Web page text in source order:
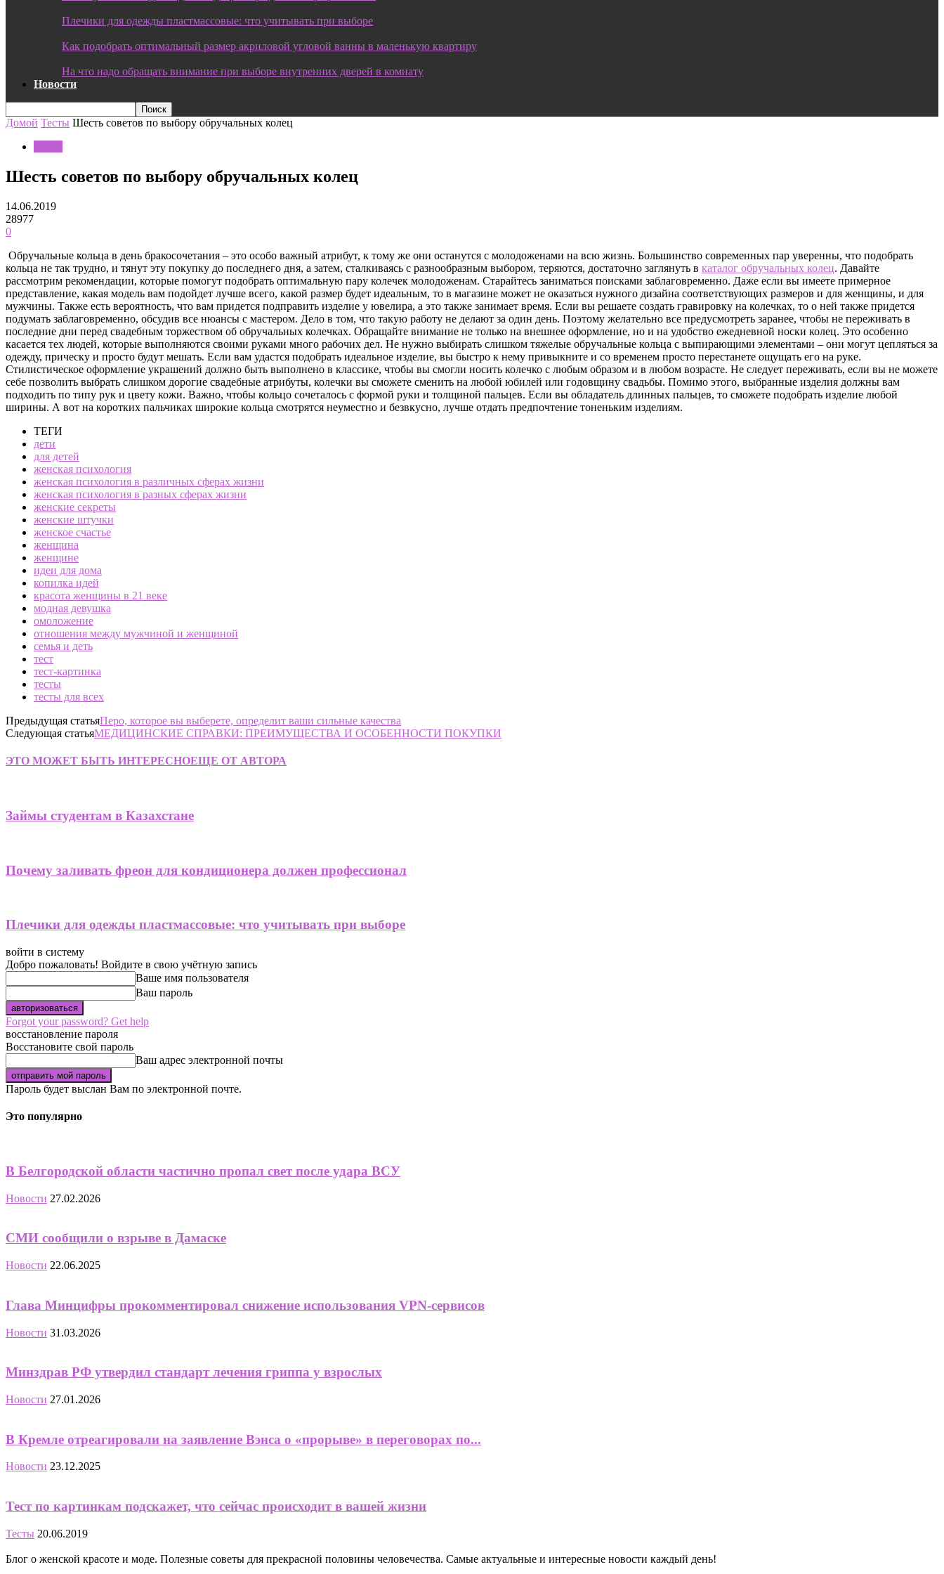
Плечики для одежды пластмассовые: что учитывать при выборе
Как подобрать оптимальный размер акриловой угловой ванны в маленькую квартиру
На что надо обращать внимание при выборе внутренних дверей в комнату
Новости
Домой Тесты Шесть советов по выбору обручальных колец
Шесть советов по выбору обручальных колец
14.06.2019
28977
0
Обручальные кольца в день бракосочетания – это особо важный атрибут, к тому же они останутся с молодоженами на всю жизнь. Большинство современных пар уверенны, что подобрать
кольца не так трудно, и тянут эту покупку до последнего дня, а затем, сталкиваясь с разнообразным выбором, теряются, достаточно заглянуть в каталог обручальных колец. Давайте
рассмотрим рекомендации, которые помогут подобрать оптимальную пару колечек молодоженам. Старайтесь заниматься поисками заблаговременно. Даже если вы имеете примерное
представление, какая модель вам подойдет лучше всего, какой размер будет идеальным, то в магазине может не оказаться нужного дизайна соответствующих размеров и для женщины, и для
мужчины. Также есть вероятность, что вам придется подправить изделие у ювелира, а это также занимает время. Если вы решаете создать гравировку на колечках, то о ней также придется
подумать заблаговременно, обсудив все нюансы с мастером. Дело в том, что такую работу не делают за один день. Поэтому желательно все предусмотреть заранее, чтобы не переживать в
последние дни перед свадебным торжеством об обручальных колечках. Обращайте внимание не только на внешнее оформление, но и на удобство ежедневной носки колец. Это особенно
касается тех людей, которые выполняются своими руками много рабочих дел. Не нужно выбирать слишком тяжелые обручальные кольца с выпирающими элементами – они могут цепляться за
одежду, прическу и просто будут мешать. Если вам удастся подобрать идеальное изделие, вы быстро к нему привыкните и со временем просто перестанете ощущать его на руке.
Стилистическое оформление украшений должно быть выполнено в классике, чтобы вы смогли носить колечко с любым образом и в любом возрасте. Не следует переживать, если вы не можете
себе позволить выбрать слишком дорогие свадебные атрибуты, колечки вы сможете сменить на любой юбилей или годовщину свадьбы. Помимо этого, выбранные изделия должны вам
подходить по типу рук и цвету кожи. Важно, чтобы кольцо сочеталось с формой руки и толщиной пальцев. Если вы обладатель длинных пальцев, то сможете подобрать изделие любой
ширины. А вот на коротких пальчиках широкие кольца смотрятся неуместно и безвкусно, лучше отдать предпочтение тоненьким изделиям.
ТЕГИ
дети
для детей
женская психология
женская психология в различных сферах жизни
женская психология в разных сферах жизни
женские секреты
женские штучки
женское счастье
женщина
женщине
идеи для дома
копилка идей
красота женщины в 21 веке
модная девушка
омоложение
отношения между мужчиной и женщиной
семья и деть
тест
тест-картинка
тесты
тесты для всех
Предыдущая статьяПеро, которое вы выберете, определит ваши сильные качества
Следующая статьяМЕДИЦИНСКИЕ СПРАВКИ: ПРЕИМУЩЕСТВА И ОСОБЕННОСТИ ПОКУПКИ
ЭТО МОЖЕТ БЫТЬ ИНТЕРЕСНОЕЩЕ ОТ АВТОРА
Займы студентам в Казахстане
Почему заливать фреон для кондиционера должен профессионал
Плечики для одежды пластмассовые: что учитывать при выборе
войти в систему
Добро пожаловать! Войдите в свою учётную запись
Ваше имя пользователя
Ваш пароль
Forgot your password? Get help
восстановление пароля
Восстановите свой пароль
Ваш адрес электронной почты
Пароль будет выслан Вам по электронной почте.
Это популярно
В Белгородской области частично пропал свет после удара ВСУ
Новости 27.02.2026
СМИ сообщили о взрыве в Дамаске
Новости 22.06.2025
Глава Минцифры прокомментировал снижение использования VPN-сервисов
Новости 31.03.2026
Минздрав РФ утвердил стандарт лечения гриппа у взрослых
Новости 27.01.2026
В Кремле отреагировали на заявление Вэнса о «прорыве» в переговорах по...
Новости 23.12.2025
Тест по картинкам подскажет, что сейчас происходит в вашей жизни
Тесты 20.06.2019
Блог о женской красоте и моде. Полезные советы для прекрасной половины человечества. Самые актуальные и интересные новости каждый день!